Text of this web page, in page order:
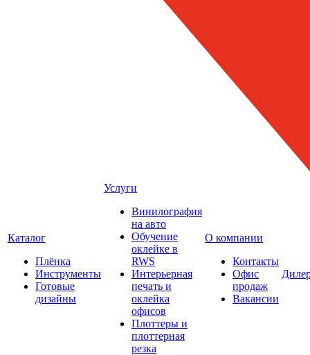
Каталог
Плёнка
Инструменты
Готовые
дизайны
Услуги
Винилография
на авто
Обучение
оклейке в
RWS
Интерьерная
печать и
оклейка
офисов
Плоттеры и
плоттерная
резка
О компании
Контакты
Офис
продаж
Вакансии